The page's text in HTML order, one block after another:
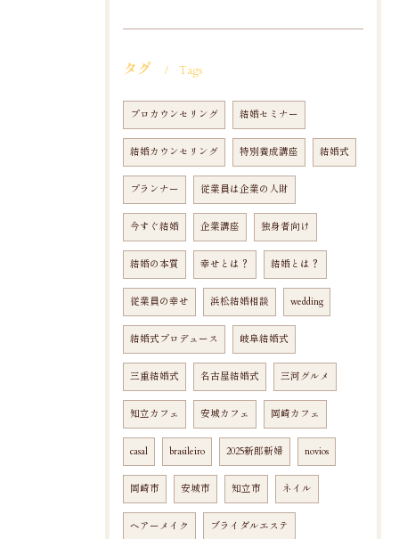
タグ Tags
プロカウンセリング 結婚セミナー
結婚カウンセリング 特別養成講座 結婚式
プランナー 従業員は企業の人財
今すぐ結婚 企業講座 独身者向け
結婚の本質 幸せとは？ 結婚とは？
従業員の幸せ 浜松結婚相談 wedding
結婚式プロデュース 岐阜結婚式
三重結婚式 名古屋結婚式 三河グルメ
知立カフェ 安城カフェ 岡崎カフェ
casal brasileiro 2025新郎新婦 novios
岡崎市 安城市 知立市 ネイル
ヘアーメイク ブライダルエステ